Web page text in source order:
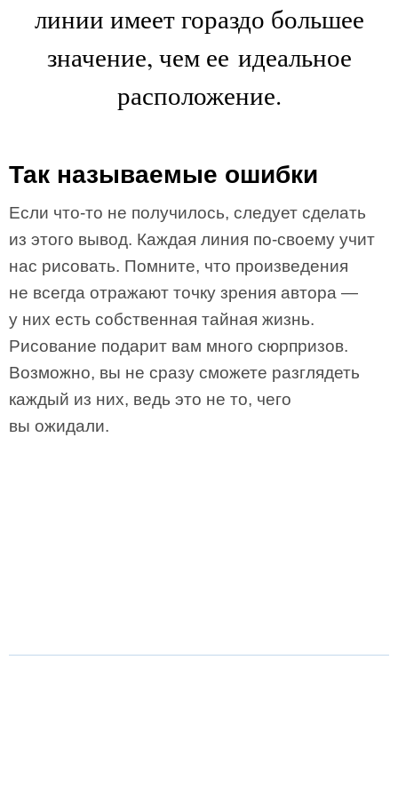
линии имеет гораздо большее
значение, чем ее идеальное
расположение.
Так называемые ошибки
Если что-то не получилось, следует сделать
из этого вывод. Каждая линия по-своему учит
нас рисовать. Помните, что произведения
не всегда отражают точку зрения автора —
у них есть собственная тайная жизнь.
Рисование подарит вам много сюрпризов.
Возможно, вы не сразу сможете разглядеть
каждый из них, ведь это не то, чего
вы ожидали.